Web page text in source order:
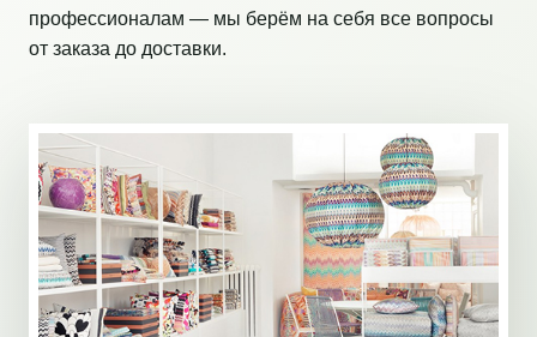
профессионалам — мы берём на себя все вопросы
от заказа до доставки.